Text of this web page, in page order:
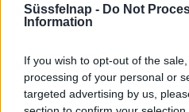
Süssfelnap - Do Not
Information
If you wish to opt-out of the
processing of your personal or
targeted advertising by us,
2 dl habtejszín
1 kisebb
csipetnyi